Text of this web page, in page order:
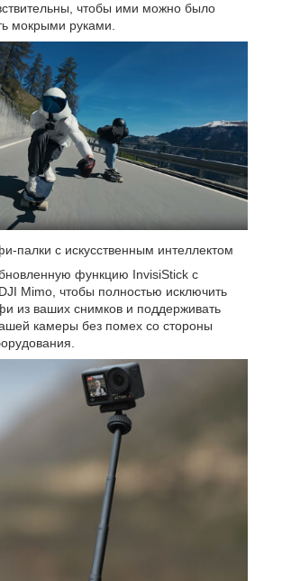
чтобы ими можно было
мокрыми руками.
палки с искусственным интеллектом
функцию InvisiStick с
Mimo, чтобы полностью исключить
из ваших снимков и поддерживать
камеры без помех со стороны